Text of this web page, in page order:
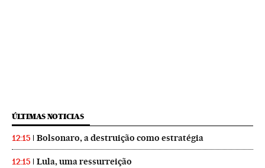
ÚLTIMAS NOTICIAS
12:15 Bolsonaro, a destruição como estratégia
12:15 Lula, uma ressurreição